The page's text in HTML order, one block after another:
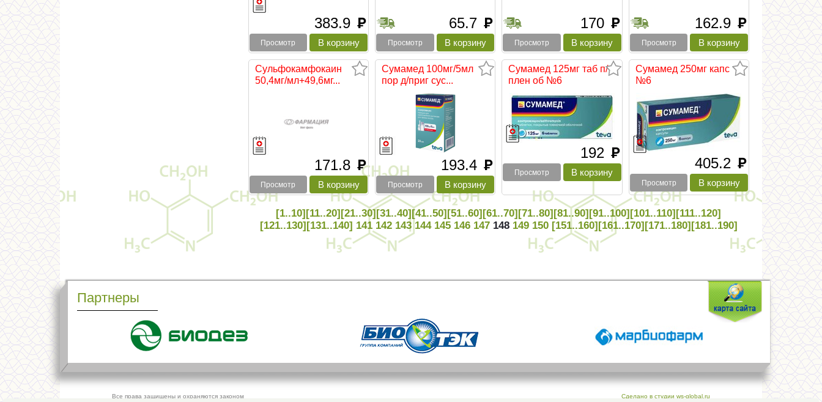
383.9 руб
Просмотр
65.7 руб
Просмотр
170 руб
Просмотр
162.9 руб
Просмотр
Сульфокамфокаин
50,4мг/мл+49,6мг...
171.8 руб
Просмотр
Сумамед 100мг/5мл
пор д/приг сус...
193.4 руб
Просмотр
Сумамед 125мг таб п/
плен об №6
192 руб
Просмотр
Сумамед 250мг капс
№6
405.2 руб
Просмотр
[1..10][11..20][21..30][31..40][41..50][51..60][61..70][71..80][81..90][91..100][101..110][111..120]
[121..130][131..140] 141 142 143 144 145 146 147 148 149 150 [151..160][161..170][171..180][181..190]
Партнеры
Все права защищены и охраняются законом Сделано в студии ws-global.ru